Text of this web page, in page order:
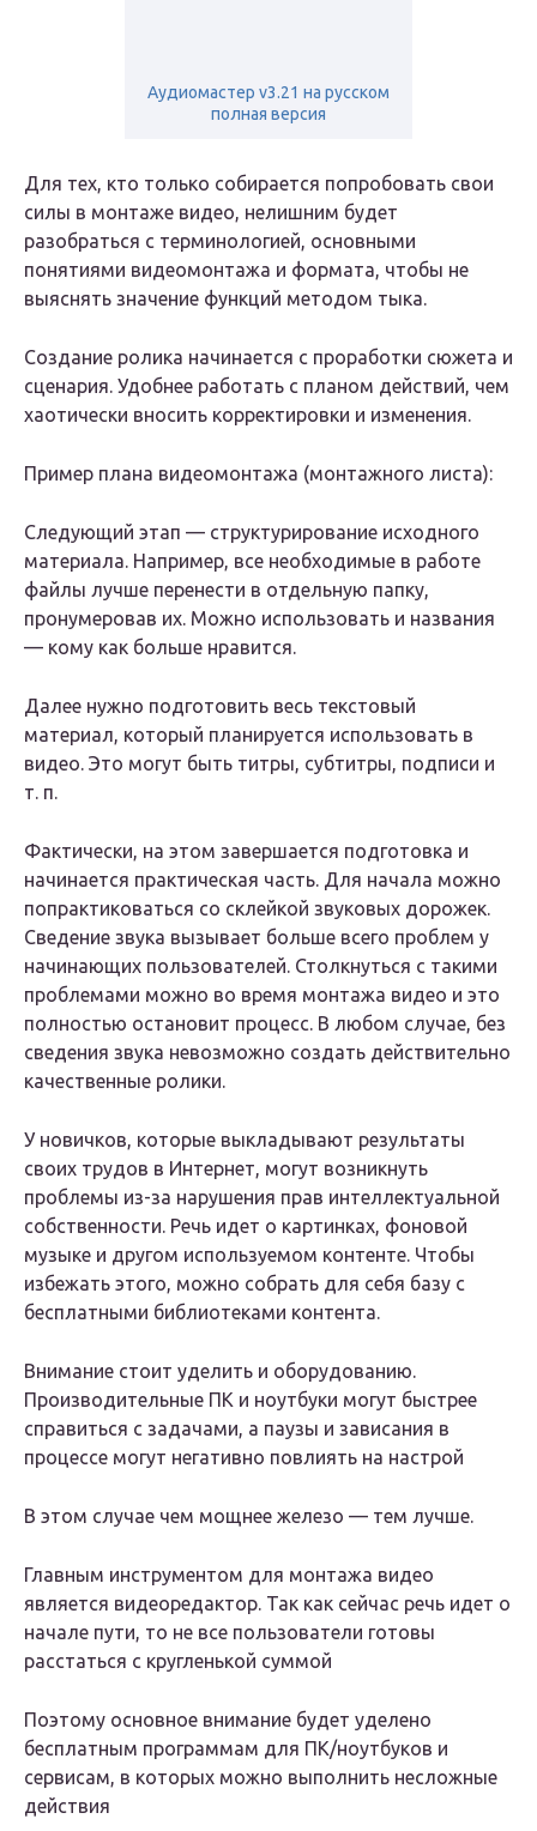
Аудиомастер v3.21 на русском
полная версия
Для тех, кто только собирается попробовать свои
силы в монтаже видео, нелишним будет
разобраться с терминологией, основными
понятиями видеомонтажа и формата, чтобы не
выяснять значение функций методом тыка.
Создание ролика начинается с проработки сюжета и
сценария. Удобнее работать с планом действий, чем
хаотически вносить корректировки и изменения.
Пример плана видеомонтажа (монтажного листа):
Следующий этап — структурирование исходного
материала. Например, все необходимые в работе
файлы лучше перенести в отдельную папку,
пронумеровав их. Можно использовать и названия
— кому как больше нравится.
Далее нужно подготовить весь текстовый
материал, который планируется использовать в
видео. Это могут быть титры, субтитры, подписи и
т. п.
Фактически, на этом завершается подготовка и
начинается практическая часть. Для начала можно
попрактиковаться со склейкой звуковых дорожек.
Сведение звука вызывает больше всего проблем у
начинающих пользователей. Столкнуться с такими
проблемами можно во время монтажа видео и это
полностью остановит процесс. В любом случае, без
сведения звука невозможно создать действительно
качественные ролики.
У новичков, которые выкладывают результаты
своих трудов в Интернет, могут возникнуть
проблемы из-за нарушения прав интеллектуальной
собственности. Речь идет о картинках, фоновой
музыке и другом используемом контенте. Чтобы
избежать этого, можно собрать для себя базу с
бесплатными библиотеками контента.
Внимание стоит уделить и оборудованию.
Производительные ПК и ноутбуки могут быстрее
справиться с задачами, а паузы и зависания в
процессе могут негативно повлиять на настрой
В этом случае чем мощнее железо — тем лучше.
Главным инструментом для монтажа видео
является видеоредактор. Так как сейчас речь идет о
начале пути, то не все пользователи готовы
расстаться с кругленькой суммой
Поэтому основное внимание будет уделено
бесплатным программам для ПК/ноутбуков и
сервисам, в которых можно выполнить несложные
действия